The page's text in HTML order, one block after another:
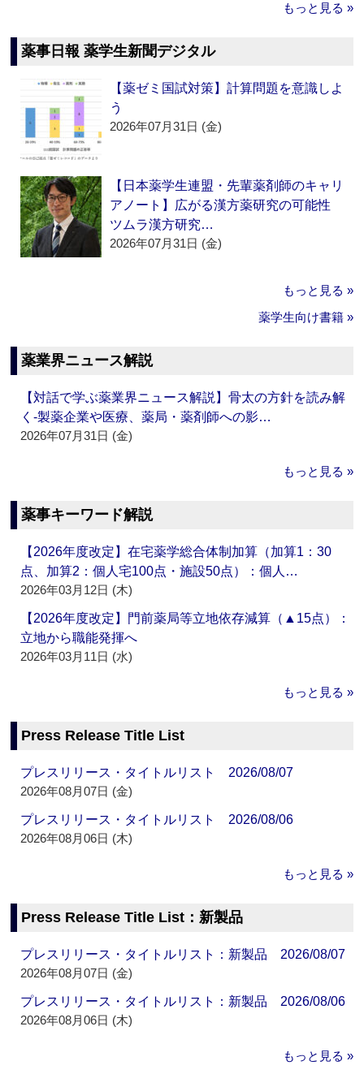
もっと見る »
薬事日報 薬学生新聞デジタル
【薬ゼミ国試対策】計算問題を意識しよ
う
2026年07月31日 (金)
【日本薬学生連盟・先輩薬剤師のキャリ
アノート】広がる漢方薬研究の可能性
ツムラ漢方研究…
2026年07月31日 (金)
もっと見る »
薬学生向け書籍 »
薬業界ニュース解説
【対話で学ぶ薬業界ニュース解説】骨太の方針を読み解
く‐製薬企業や医療、薬局・薬剤師への影…
2026年07月31日 (金)
もっと見る »
薬事キーワード解説
【2026年度改定】在宅薬学総合体制加算（加算1：30
点、加算2：個人宅100点・施設50点）：個人…
2026年03月12日 (木)
【2026年度改定】門前薬局等立地依存減算（▲15点）：
立地から職能発揮へ
2026年03月11日 (水)
もっと見る »
Press Release Title List
プレスリリース・タイトルリスト 2026/08/07
2026年08月07日 (金)
プレスリリース・タイトルリスト 2026/08/06
2026年08月06日 (木)
もっと見る »
Press Release Title List：新製品
プレスリリース・タイトルリスト：新製品 2026/08/07
2026年08月07日 (金)
プレスリリース・タイトルリスト：新製品 2026/08/06
2026年08月06日 (木)
もっと見る »